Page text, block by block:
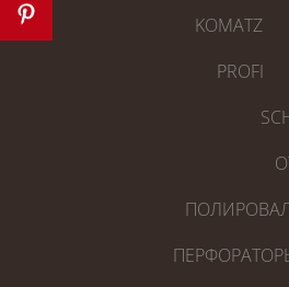
KOMATZ
PROFI